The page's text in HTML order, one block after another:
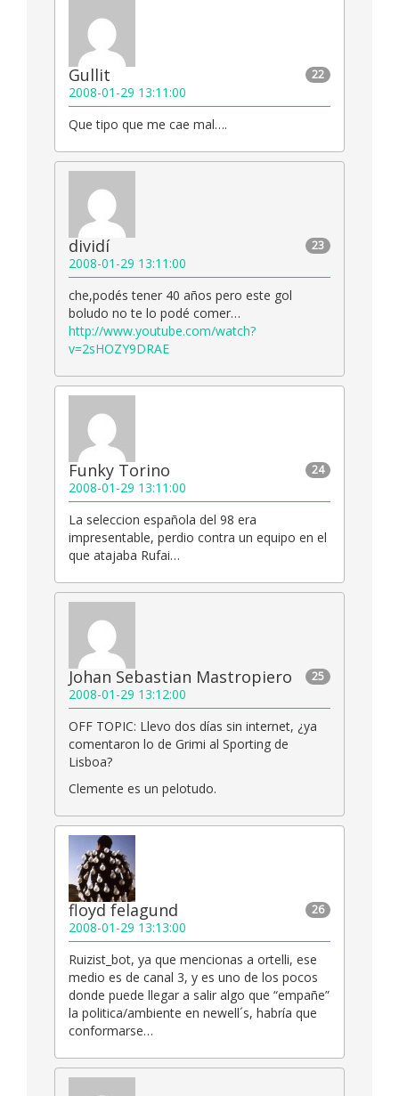
22
Gullit
2008-01-29 13:11:00
Que tipo que me cae mal….
23
dividí
2008-01-29 13:11:00
che,podés tener 40 años pero este gol
boludo no te lo podé comer…
http://www.youtube.com/watch?
v=2sHOZY9DRAE
24
Funky Torino
2008-01-29 13:11:00
La seleccion española del 98 era
impresentable, perdio contra un equipo en el
que atajaba Rufai…
25
Johan Sebastian Mastropiero
2008-01-29 13:12:00
OFF TOPIC: Llevo dos días sin internet, ¿ya
comentaron lo de Grimi al Sporting de
Lisboa?
Clemente es un pelotudo.
26
floyd felagund
2008-01-29 13:13:00
Ruizist_bot, ya que mencionas a ortelli, ese
medio es de canal 3, y es uno de los pocos
donde puede llegar a salir algo que “empañe”
la politica/ambiente en newell´s, habría que
conformarse…